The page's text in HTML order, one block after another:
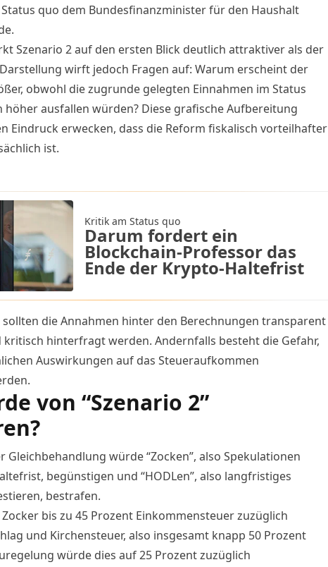
quo dem Bundesfinanzminister für den Haushalt
Szenario 2 auf den ersten Blick deutlich attraktiver als der
wirft jedoch Fragen auf: Warum erscheint der
obwohl die zugrunde gelegten Einnahmen im Status
höher ausfallen würden? Diese grafische Aufbereitung
Eindruck erwecken, dass die Reform fiskalisch vorteilhafter
ist.
Kritik am Status quo
Darum fordert ein
Blockchain-Professor das
Ende der Krypto-Haltefrist
sollten die Annahmen hinter den Berechnungen transparent
hinterfragt werden. Andernfalls besteht die Gefahr,
Auswirkungen auf das Steueraufkommen
von “Szenario 2”
Gleichbehandlung würde “Zocken”, also Spekulationen
begünstigen und “HODLen”, also langfristiges
bestrafen.
bis zu 45 Prozent Einkommensteuer zuzüglich
und Kirchensteuer, also insgesamt knapp 50 Prozent
würde dies auf 25 Prozent zuzüglich